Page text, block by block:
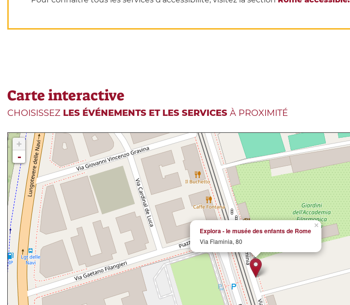
Carte interactive
CHOISISSEZ LES ÉVÉNEMENTS ET LES SERVICES À PROXIMITÉ
×
Explora - le musée des enfants de Rome
Via Flaminia, 80
+
-